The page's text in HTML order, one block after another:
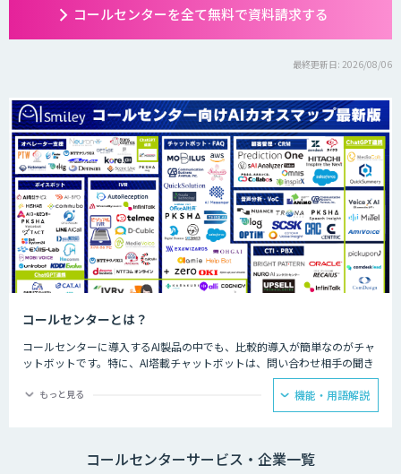
コールセンターを全て無料で資料請求する
最終更新日: 2026/08/06
コールセンターとは？
コールセンターに導入するAI製品の中でも、比較的導入が簡単なのがチャ
ットボットです。特に、AI塔載チャットボットは、問い合わせ相手の聞き
たいことに対して、決められた回答をできるため、カスタマーサポートで
の普及が見込まれています。AIが問い合わせの4割を回答することで顧客
自身で自己解決できることが増え、スタッフが自ら行う部分を4割カット
もっと見る 機能・用語解説
コールセンターサービス・企業一覧